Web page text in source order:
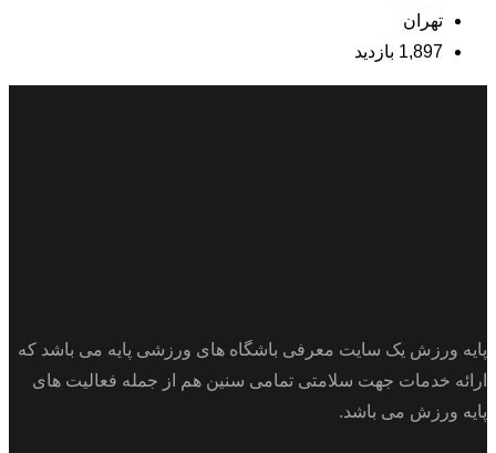
تهران
1,897 بازدید
پایه ورزش یک سایت معرفی باشگاه های ورزشی پایه می باشد که
ارائه خدمات جهت سلامتی تمامی سنین هم از جمله فعالیت های
پایه ورزش می باشد.